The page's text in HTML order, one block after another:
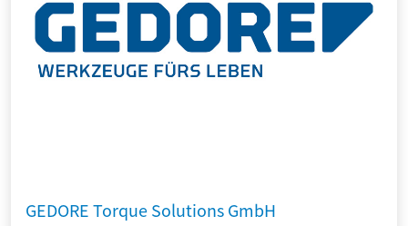
GEDORE Torque Solutions GmbH